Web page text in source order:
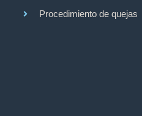
Procedimiento de quejas